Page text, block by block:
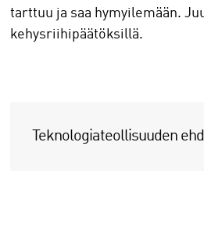
tarttuu ja saa hymyilemään.
kehysriihipäätöksillä.
Teknologiateollisuuden